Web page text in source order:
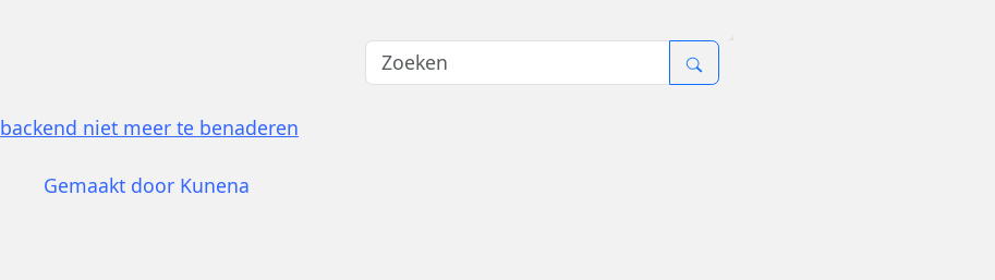
backend niet meer te benaderen
Gemaakt door Kunena